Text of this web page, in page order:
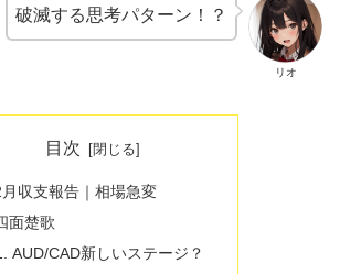
リオ
破滅する思考パターン！？
目次
収支報告｜相場急変
面楚歌
AUD/CAD新しいステージ？